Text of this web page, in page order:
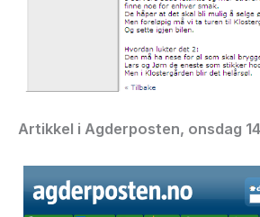
Artikkel i Agderposten, onsdag